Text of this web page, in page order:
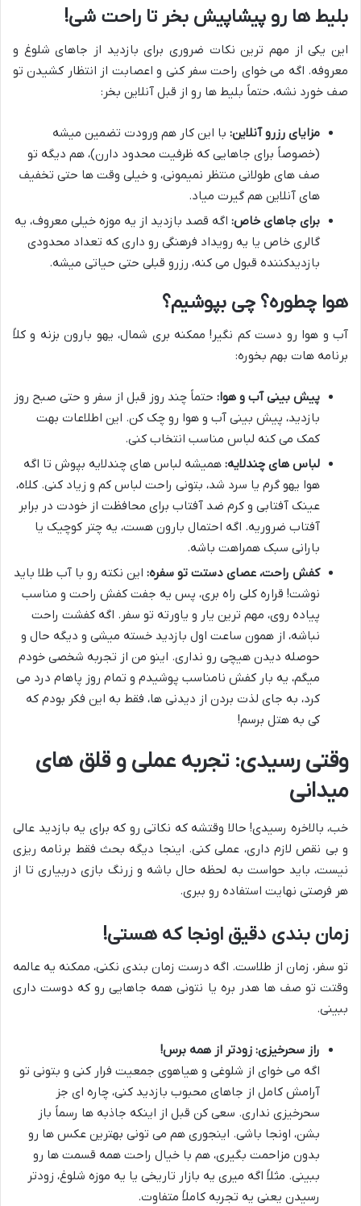
بلیط ها رو پیشاپیش بخر تا راحت شی!
این یکی از مهم ترین نکات ضروری برای بازدید از جاهای شلوغ و
معروفه. اگه می خوای راحت سفر کنی و اعصابت از انتظار کشیدن تو
صف خورد نشه، حتماً بلیط ها رو از قبل آنلاین بخر:
مزایای رزرو آنلاین: با این کار هم ورودت تضمین میشه
(خصوصاً برای جاهایی که ظرفیت محدود دارن)، هم دیگه تو
صف های طولانی منتظر نمیمونی، و خیلی وقت ها حتی تخفیف
های آنلاین هم گیرت میاد.
برای جاهای خاص: اگه قصد بازدید از یه موزه خیلی معروف، یه
گالری خاص یا یه رویداد فرهنگی رو داری که تعداد محدودی
بازدیدکننده قبول می کنه، رزرو قبلی حتی حیاتی میشه.
هوا چطوره؟ چی بپوشیم؟
آب و هوا رو دست کم نگیر! ممکنه بری شمال، یهو بارون بزنه و کلاً
برنامه هات بهم بخوره:
پیش بینی آب و هوا: حتماً چند روز قبل از سفر و حتی صبح روز
بازدید، پیش بینی آب و هوا رو چک کن. این اطلاعات بهت
کمک می کنه لباس مناسب انتخاب کنی.
لباس های چندلایه: همیشه لباس های چندلایه بپوش تا اگه
هوا یهو گرم یا سرد شد، بتونی راحت لباس کم و زیاد کنی. کلاه،
عینک آفتابی و کرم ضد آفتاب برای محافظت از خودت در برابر
آفتاب ضروریه. اگه احتمال بارون هست، یه چتر کوچیک یا
بارانی سبک همراهت باشه.
کفش راحت، عصای دستت تو سفره: این نکته رو با آب طلا باید
نوشت! قراره کلی راه بری، پس یه جفت کفش راحت و مناسب
پیاده روی، مهم ترین یار و یاورته تو سفر. اگه کفشت راحت
نباشه، از همون ساعت اول بازدید خسته میشی و دیگه حال و
حوصله دیدن هیچی رو نداری. اینو من از تجربه شخصی خودم
میگم، یه بار کفش نامناسب پوشیدم و تمام روز پاهام درد می
کرد، به جای لذت بردن از دیدنی ها، فقط به این فکر بودم که
کی به هتل برسم!
وقتی رسیدی: تجربه عملی و قلق های
میدانی
خب، بالاخره رسیدی! حالا وقتشه که نکاتی رو که برای یه بازدید عالی
و بی نقص لازم داری، عملی کنی. اینجا دیگه بحث فقط برنامه ریزی
نیست، باید حواست به لحظه حال باشه و زرنگ بازی دربیاری تا از
هر فرصتی نهایت استفاده رو ببری.
زمان بندی دقیق اونجا که هستی!
تو سفر، زمان از طلاست. اگه درست زمان بندی نکنی، ممکنه یه عالمه
وقتت تو صف ها هدر بره یا نتونی همه جاهایی رو که دوست داری
ببینی.
راز سحرخیزی: زودتر از همه برس!
اگه می خوای از شلوغی و هیاهوی جمعیت فرار کنی و بتونی تو
آرامش کامل از جاهای محبوب بازدید کنی، چاره ای جز
سحرخیزی نداری. سعی کن قبل از اینکه جاذبه ها رسماً باز
بشن، اونجا باشی. اینجوری هم می تونی بهترین عکس ها رو
بدون مزاحمت بگیری، هم با خیال راحت همه قسمت ها رو
ببینی. مثلاً اگه میری یه بازار تاریخی یا یه موزه شلوغ، زودتر
رسیدن یعنی یه تجربه کاملاً متفاوت.